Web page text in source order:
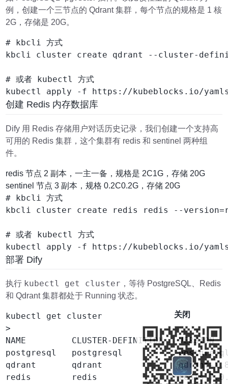
例，创建一个三节点的 Qdrant 集群，每个节点的规格是 1 核
2G，存储是 20G。
# kbcli 方式
kbcli cluster create qdrant --cluster-
# 或者 kubectl 方式
创建 Redis 内存数据库
Dify 用 Redis 存储用户对话历史记录，我们创建一个支持高
可用的 Redis 集群，这个集群有 redis 和 sentinel 两种组
件。
redis 节点 2 副本，一主一备，规格是 2C1G，存储 20G
sentinel 节点 3 副本，规格 0.2C0.2G，存储 20G
# kbcli 方式
kbcli cluster create redis redis --
# 或者 kubectl 方式
部署 Dify
执行 kubectl get cluster ，等待 PostgreSQL、Redis
和 Qdrant 集群都处于 Running 状态。
kubectl get cluster
>
NAME         CLUSTER-DEFINITION
postgresql   postgresql
qdrant       qdrant               qdrant-
关闭